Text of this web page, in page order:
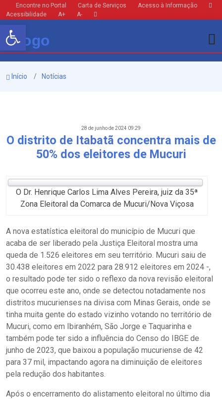
Encontre no Portal Carta de Serviços
Acesso à Informação
Acessibilidade
A+ A-
Início Notícias
28 de junho de 2024 09:29
O distrito de Itabatã concentra mais de
50% dos eleitores de Mucuri
O Dr. Henrique Carlos Lima Alves Pereira, juiz da 35ª
Zona Eleitoral da Comarca de Mucuri/Nova Viçosa
A nova estatística eleitoral do município de Mucuri que
acaba de ser liberado pela Justiça Eleitoral mostra uma
queda de 1.526 eleitores em seu território. Mucuri saiu de
30.438 eleitores em 2022 para 28.912 eleitores em 2024 -,
o resultado pode ter sido o reflexo da nova revisão eleitoral
que ocorreu este ano, onde se detectou notadamente nos
distritos mucurienses na divisa com Minas Gerais, onde se
tinha muita gente do estado vizinho votando no território de
Mucuri, como em Ibiranhém, São Jorge e Taquarinha e
também pode ter sido a influência do Censo do IBGE de
junho de 2023, que baixou a população mucuriense de 42
para 37 mil, impactando agora na diminuição de eleitores
pela redução dos habitantes.
Após o encerramento do alistamento eleitoral no último dia
Barra de Ferramentas Aberta